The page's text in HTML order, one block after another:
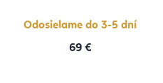
Odosielame do 3-5 dní
69 €